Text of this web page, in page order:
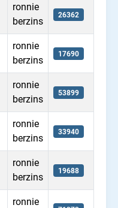
ronnie
berzins
26362
ronnie
berzins
17690
ronnie
berzins
53899
ronnie
berzins
33940
ronnie
berzins
19688
ronnie